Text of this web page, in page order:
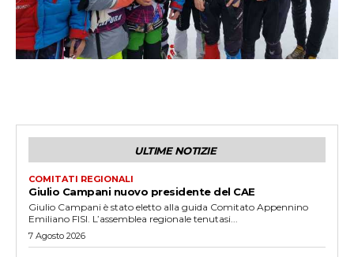
ULTIME NOTIZIE
COMITATI REGIONALI
Giulio Campani nuovo presidente del CAE
Giulio Campani è stato eletto alla guida Comitato Appennino
Emiliano FISI. L’assemblea regionale tenutasi...
7 Agosto 2026